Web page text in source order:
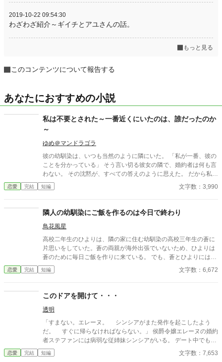
2019-10-22 09:54:30
わざわざ紹介～ギイチとアユさんの話。
もっと見る
このコンテンツについて報告する
あなたにおすすめの小説
私は不要とされた～一番近くにいたのは、誰だったのか
～
ゆめ＠マンドラゴラ
彼の幼馴染は、いつも当然のように隣にいた。 「私が一番、彼の
ことを分かっている」 そう言い切る彼女の隣で、婚約者は何も言
わない。 その沈黙が、すべての答えのように思えた。 だから私
は、身を引いた。 ――はずだった。 一番近くにいたのは、本当に
彼女だったのか。 「不要とされた」シリーズ第三弾。
恋愛 完結 短編 文字数：3,990
隣人の幼馴染にご飯を作るのは今日で終わり
鳥花風星
高校二年生のひよりは、隣の家に住む幼馴染の高校三年生の蒼に
片思いをしていた。蒼の両親が海外出張でいないため、ひよりは
蒼のために毎日ご飯を作りに来ている。 でも、蒼とひよりにはも
う一人、みさ姉という大学生の幼馴染がいた。蒼が好きなのはみ
さ姉だと思い、身を引くためにひよりはもうご飯を作りにこない
恋愛 完結 短編 文字数：6,672
このドアを開けて・・・
透明
「すまない。エレーヌ。 シンシアがまた発作を起こしたよう
だ。 すぐに帰らなければならない。」 侯爵令嬢エレーヌの婚約
者ステファンには病弱な従姉妹シンシアがいる。 デート中でもシ
ンシアからメッセージが来るとステファンはシンシアのもとに行
ってしまう。 不安になるエレーヌだがシンシアには秘密があっ
恋愛 完結 短編 文字数：7,653